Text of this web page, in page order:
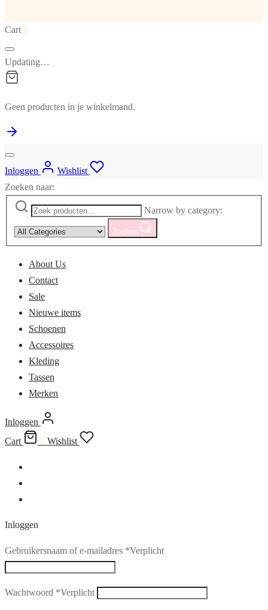
Cart
Updating…
Geen producten in je winkelmand.
Inloggen
Wishlist
Zoeken naar:
Narrow by category:
Zoeken
About Us
Contact
Sale
Nieuwe items
Schoenen
Accessoires
Kleding
Tassen
Merken
Inloggen
Cart
Wishlist
Inloggen
Gebruikersnaam of e-mailadres *Verplicht
Wachtwoord *Verplicht